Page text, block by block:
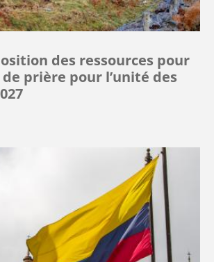
des ressources pour
prière pour l’unité des